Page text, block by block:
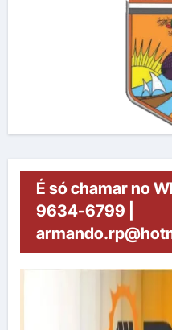
É só chamar no
9634-6799 |